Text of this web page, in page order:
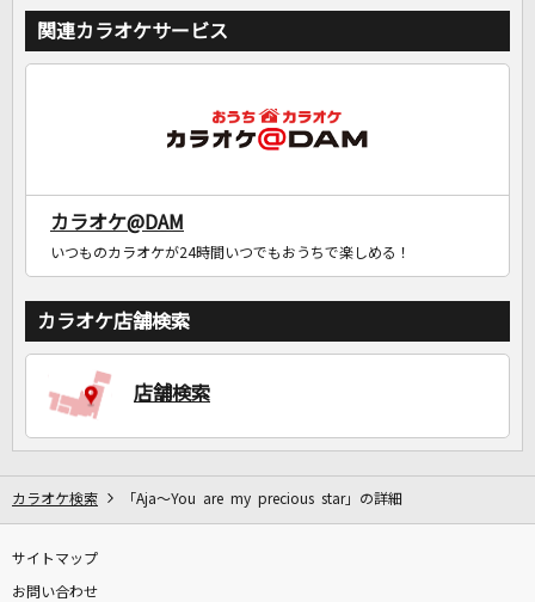
関連カラオケサービス
カラオケ@DAM
いつものカラオケが24時間いつでもおうちで楽しめる！
カラオケ店舗検索
店舗検索
カラオケ検索 「Aja～You are my precious star」の詳細
サイトマップ
お問い合わせ